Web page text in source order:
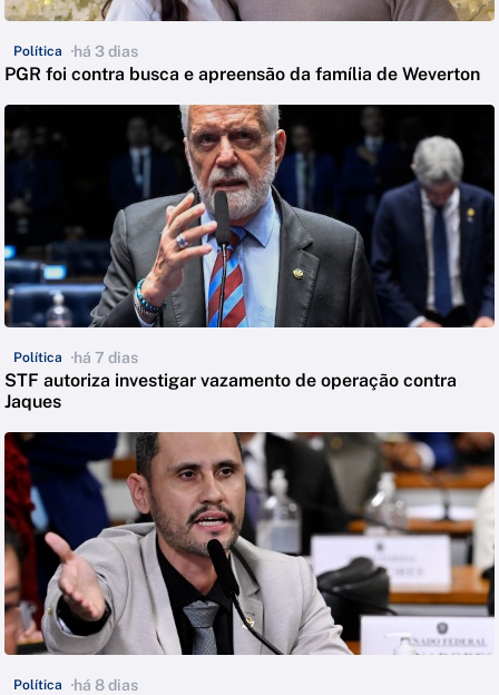
Política há 3 dias
PGR foi contra busca e apreensão da família de Weverton
Política há 7 dias
STF autoriza investigar vazamento de operação contra
Jaques
Política há 8 dias